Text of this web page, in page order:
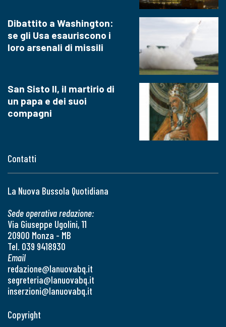
Contatti
La Nuova Bussola Quotidiana
Sede operativa redazione:
Via Giuseppe Ugolini, 11
20900 Monza - MB
Tel. 039 9418930
Email
redazione@lanuovabq.it
segreteria@lanuovabq.it
inserzioni@lanuovabq.it
Dibattito a Washington:
se gli Usa esauriscono i
loro arsenali di missili
San Sisto II, il martirio di
un papa e dei suoi
compagni
Copyright